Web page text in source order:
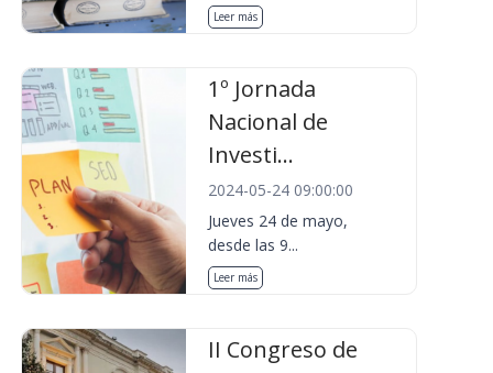
Leer más
1º Jornada
Nacional de
Investi...
2024-05-24 09:00:00
Jueves 24 de mayo,
desde las 9...
Leer más
II Congreso de